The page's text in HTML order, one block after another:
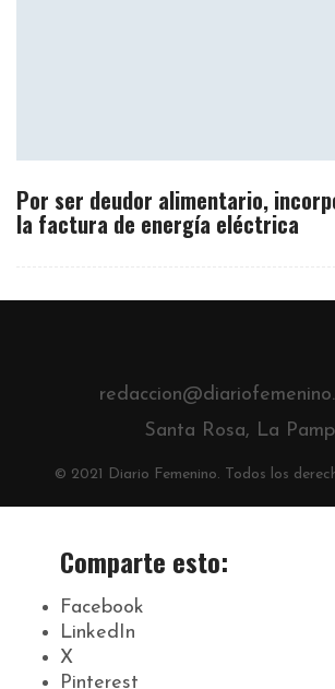
Por ser deudor alimentario,
la factura de energía eléctrica
Santa Rosa, La
© 2021 Diario Femenino. Todos los
Comparte esto:
Facebook
LinkedIn
X
Pinterest